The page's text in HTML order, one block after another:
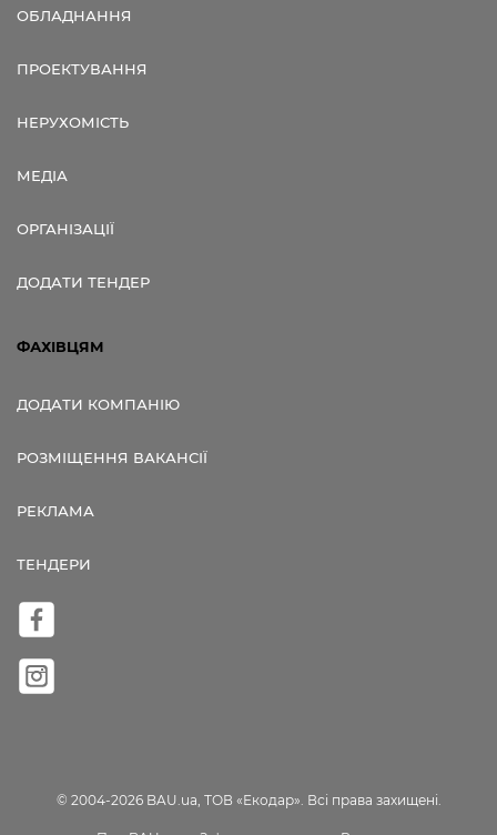
ОБЛАДНАННЯ
ПРОЕКТУВАННЯ
НЕРУХОМІСТЬ
МЕДІА
ОРГАНІЗАЦІЇ
ДОДАТИ ТЕНДЕР
ФАХІВЦЯМ
ДОДАТИ КОМПАНІЮ
РОЗМІЩЕННЯ ВАКАНСІЇ
РЕКЛАМА
ТЕНДЕРИ
© 2004-2026 BAU.ua, ТОВ «Екодар». Всі права захищені.